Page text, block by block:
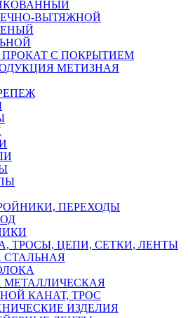
ВЫТЯЖНОЙ
С ПОКРЫТИЕМ
МЕТИЗНАЯ
ПЕРЕХОДЫ
ТРОСЫ, ЦЕПИ, СЕТКИ, ЛЕНТЫ
СТАЛЬНАЯ
МЕТАЛЛИЧЕСКАЯ
КАНАТ, ТРОС
ИЗДЕЛИЯ